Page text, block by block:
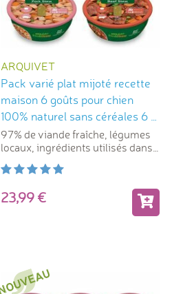
ARQUIVET
Pack varié plat mijoté recette
maison 6 goûts pour chien
100% naturel sans céréales 6 X
280 g Arquivet
97% de viande fraîche, légumes
locaux, ingrédients utilisés dans
l'alimentation humaine
23,99